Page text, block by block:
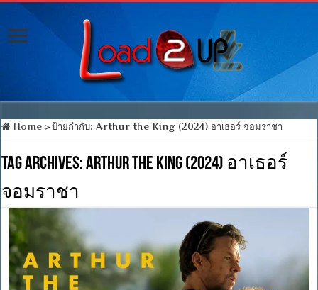
Home > ป้ายกำกับ:Arthur the King (2024) อาเธอร์ จอมราชา
Tag Archives:Arthur the King (2024) อาเธอร์
จอมราชา